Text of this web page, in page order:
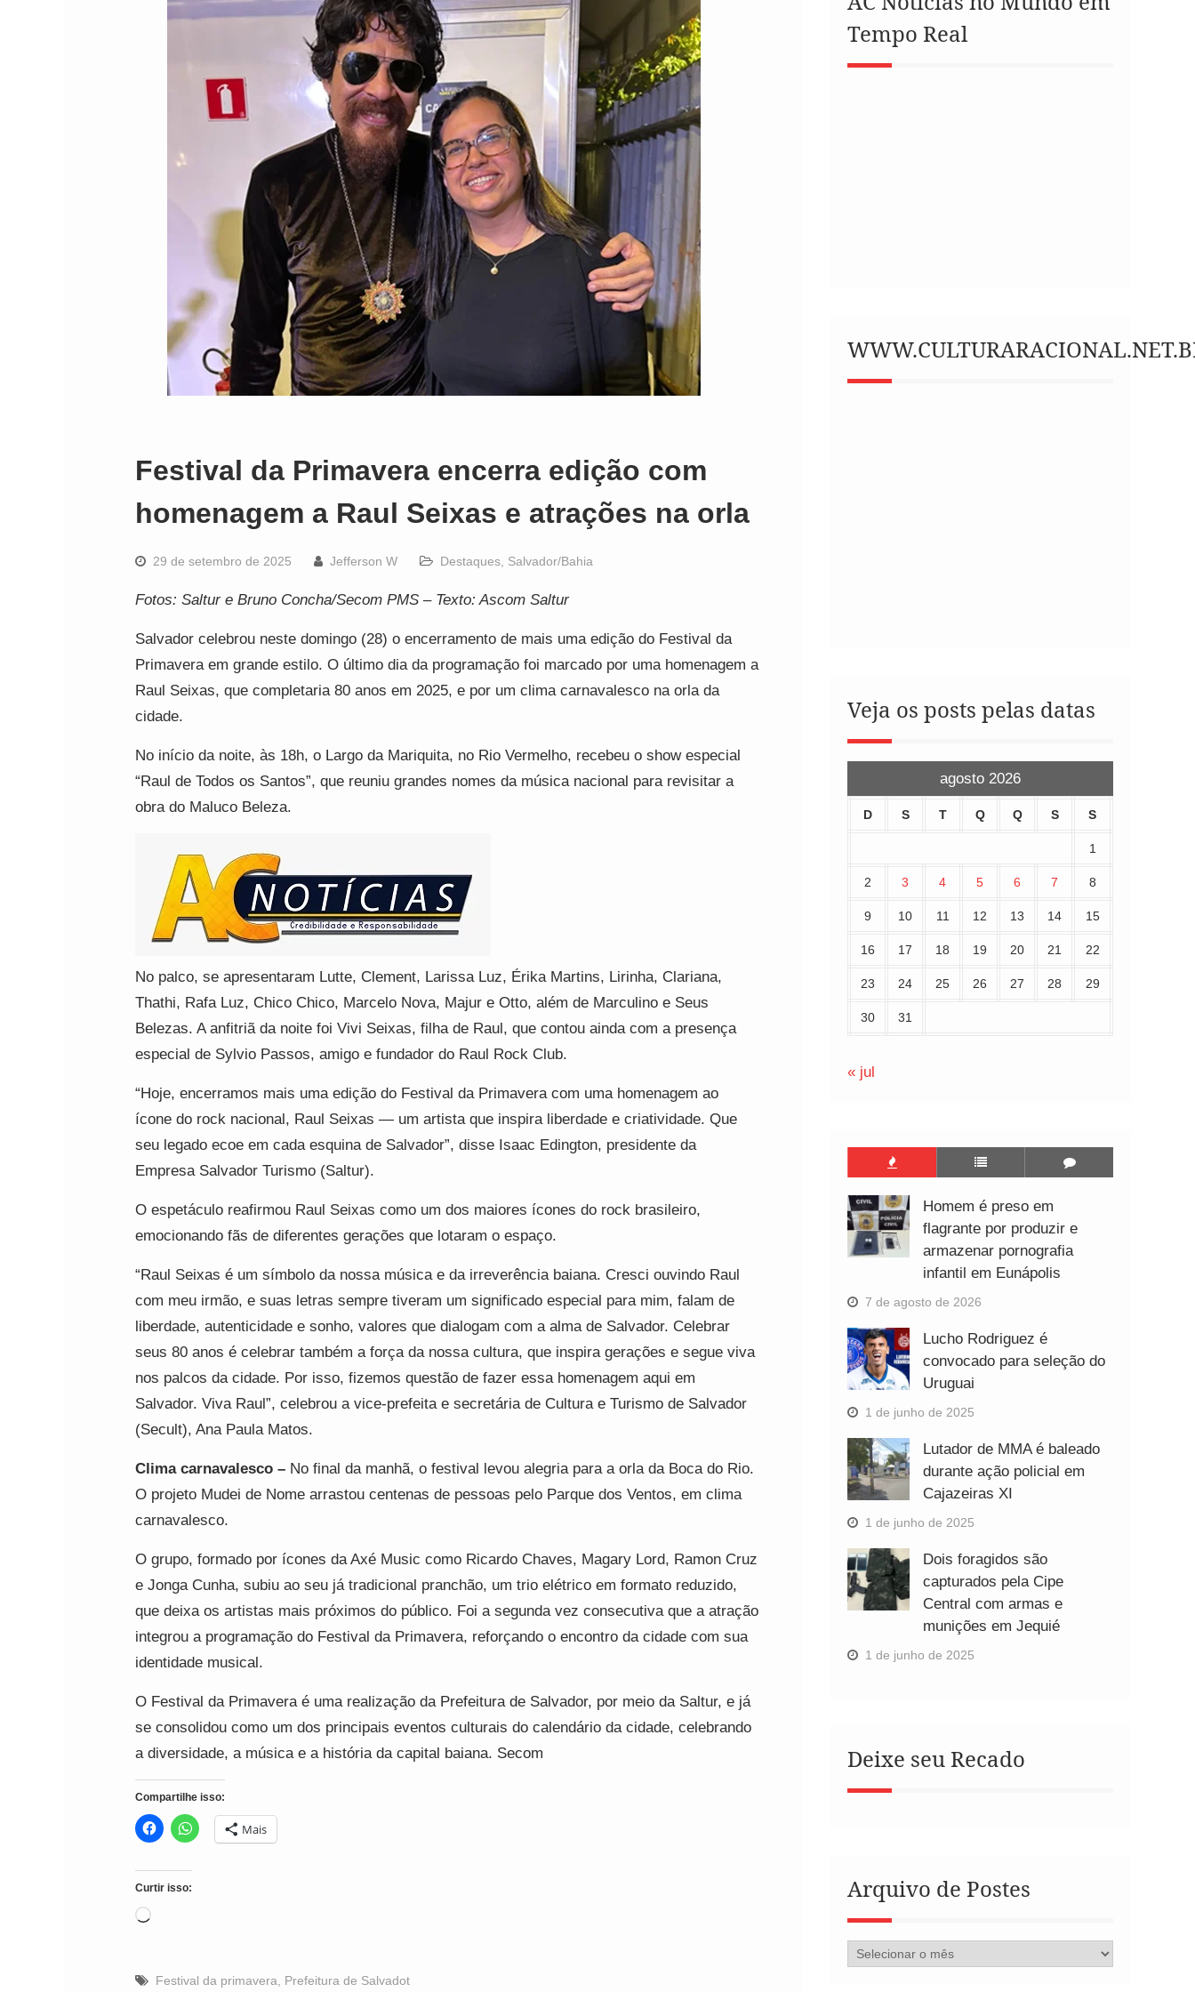
Festival da Primavera encerra edição com
homenagem a Raul Seixas e atrações na orla
29 de setembro de 2025 Jefferson W Destaques Salvador/Bahia
Fotos: Saltur e Bruno Concha/Secom PMS – Texto: Ascom Saltur
Salvador celebrou neste domingo (28) o encerramento de mais uma edição do Festival da
Primavera em grande estilo. O último dia da programação foi marcado por uma homenagem a
Raul Seixas, que completaria 80 anos em 2025, e por um clima carnavalesco na orla da
cidade.
No início da noite, às 18h, o Largo da Mariquita, no Rio Vermelho, recebeu o show especial
“Raul de Todos os Santos”, que reuniu grandes nomes da música nacional para revisitar a
obra do Maluco Beleza.
No palco, se apresentaram Lutte, Clement, Larissa Luz, Érika Martins, Lirinha, Clariana,
Thathi, Rafa Luz, Chico Chico, Marcelo Nova, Majur e Otto, além de Marculino e Seus
Belezas. A anfitriã da noite foi Vivi Seixas, filha de Raul, que contou ainda com a presença
especial de Sylvio Passos, amigo e fundador do Raul Rock Club.
“Hoje, encerramos mais uma edição do Festival da Primavera com uma homenagem ao
ícone do rock nacional, Raul Seixas — um artista que inspira liberdade e criatividade. Que
seu legado ecoe em cada esquina de Salvador”, disse Isaac Edington, presidente da
Empresa Salvador Turismo (Saltur).
O espetáculo reafirmou Raul Seixas como um dos maiores ícones do rock brasileiro,
emocionando fãs de diferentes gerações que lotaram o espaço.
“Raul Seixas é um símbolo da nossa música e da irreverência baiana. Cresci ouvindo Raul
com meu irmão, e suas letras sempre tiveram um significado especial para mim, falam de
liberdade, autenticidade e sonho, valores que dialogam com a alma de Salvador. Celebrar
seus 80 anos é celebrar também a força da nossa cultura, que inspira gerações e segue viva
nos palcos da cidade. Por isso, fizemos questão de fazer essa homenagem aqui em
Salvador. Viva Raul”, celebrou a vice-prefeita e secretária de Cultura e Turismo de Salvador
(Secult), Ana Paula Matos.
Clima carnavalesco – No final da manhã, o festival levou alegria para a orla da Boca do Rio.
O projeto Mudei de Nome arrastou centenas de pessoas pelo Parque dos Ventos, em clima
carnavalesco.
O grupo, formado por ícones da Axé Music como Ricardo Chaves, Magary Lord, Ramon Cruz
e Jonga Cunha, subiu ao seu já tradicional pranchão, um trio elétrico em formato reduzido,
que deixa os artistas mais próximos do público. Foi a segunda vez consecutiva que a atração
integrou a programação do Festival da Primavera, reforçando o encontro da cidade com sua
identidade musical.
O Festival da Primavera é uma realização da Prefeitura de Salvador, por meio da Saltur, e já
se consolidou como um dos principais eventos culturais do calendário da cidade, celebrando
a diversidade, a música e a história da capital baiana. Secom
Compartilhe isso:
Mais
Curtir isso:
Carregando...
Festival da primavera Prefeitura de Salvadot
Tempo Real
Veja os posts pelas datas
agosto 2026
D S T Q Q S S
1
2 3 4 5 6 7 8
9 10 11 12 13 14 15
16 17 18 19 20 21 22
23 24 25 26 27 28 29
30 31
« jul
Homem é preso em
flagrante por produzir e
armazenar pornografia
infantil em Eunápolis
7 de agosto de 2026
Lucho Rodriguez é
convocado para seleção do
Uruguai
1 de junho de 2025
Lutador de MMA é baleado
durante ação policial em
Cajazeiras XI
1 de junho de 2025
Dois foragidos são
capturados pela Cipe
Central com armas e
munições em Jequié
1 de junho de 2025
Deixe seu Recado
Arquivo de Postes
Arquivo